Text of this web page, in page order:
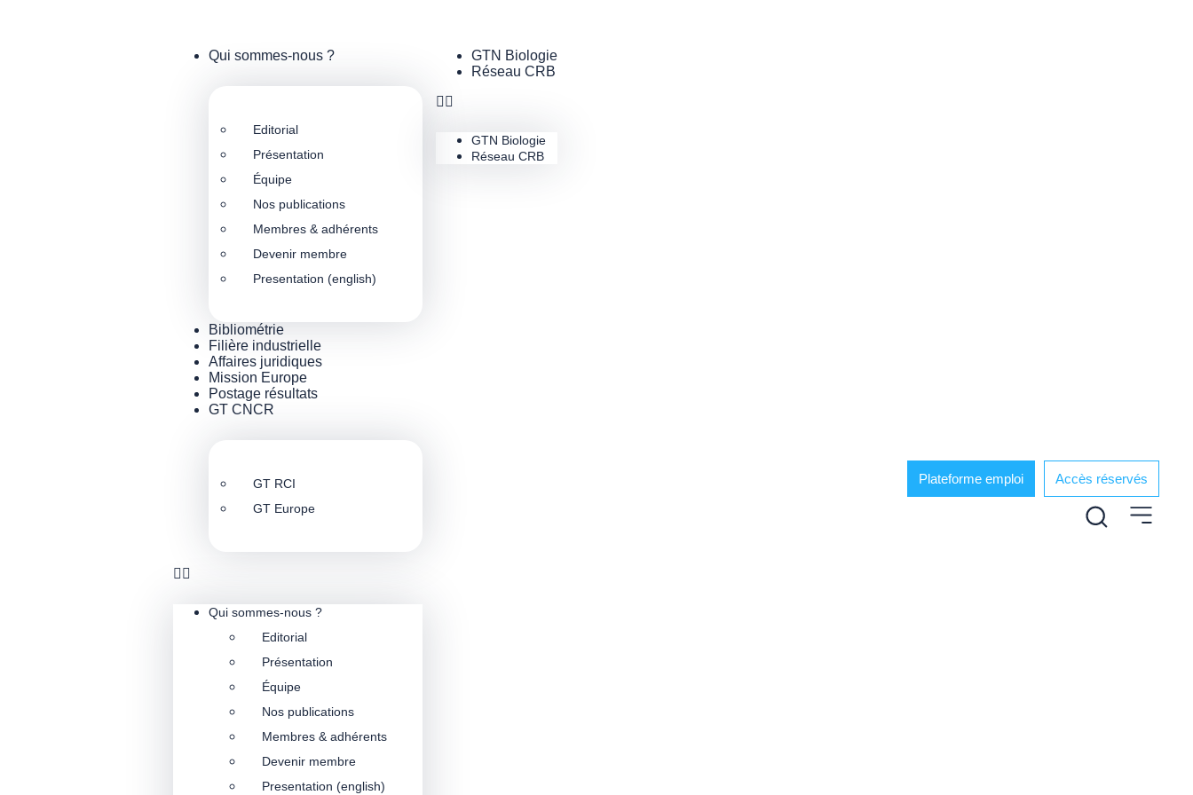
Qui sommes-nous ?
Editorial
Présentation
Équipe
Nos publications
Membres & adhérents
Devenir membre
Presentation (english)
Bibliométrie
Filière industrielle
Affaires juridiques
Mission Europe
Postage résultats
GT CNCR
GT RCI
GT Europe
Qui sommes-nous ?
Editorial
Présentation
Équipe
Nos publications
Membres & adhérents
Devenir membre
Presentation (english)
GTN Biologie
Réseau CRB
GTN Biologie
Réseau CRB
Plateforme emploi Accès réservés